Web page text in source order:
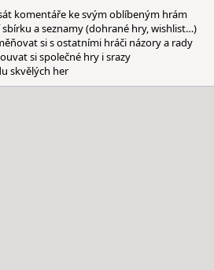
komentáře ke svým oblíbeným hrám
a seznamy (dohrané hry, wishlist…)
si s ostatními hráči názory a rady
si společné hry i srazy
skvělých her